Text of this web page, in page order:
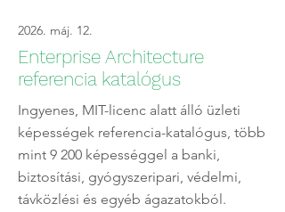
2026. máj. 12.
Enterprise Architecture
referencia katalógus
Ingyenes, MIT-licenc alatt álló üzleti
képességek referencia-katalógus, több
mint 9 200 képességgel a banki,
biztosítási, gyógyszeripari, védelmi,
távközlési és egyéb ágazatokból.